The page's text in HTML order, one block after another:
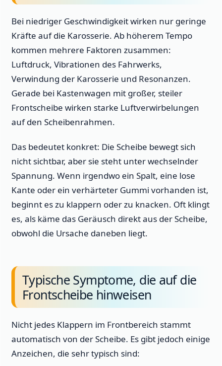
Bei niedriger Geschwindigkeit wirken nur geringe
Kräfte auf die Karosserie. Ab höherem Tempo
kommen mehrere Faktoren zusammen:
Luftdruck, Vibrationen des Fahrwerks,
Verwindung der Karosserie und Resonanzen.
Gerade bei Kastenwagen mit großer, steiler
Frontscheibe wirken starke Luftverwirbelungen
auf den Scheibenrahmen.
Das bedeutet konkret: Die Scheibe bewegt sich
nicht sichtbar, aber sie steht unter wechselnder
Spannung. Wenn irgendwo ein Spalt, eine lose
Kante oder ein verhärteter Gummi vorhanden ist,
beginnt es zu klappern oder zu knacken. Oft klingt
es, als käme das Geräusch direkt aus der Scheibe,
obwohl die Ursache daneben liegt.
Typische Symptome, die auf die
Frontscheibe hinweisen
Nicht jedes Klappern im Frontbereich stammt
automatisch von der Scheibe. Es gibt jedoch einige
Anzeichen, die sehr typisch sind: